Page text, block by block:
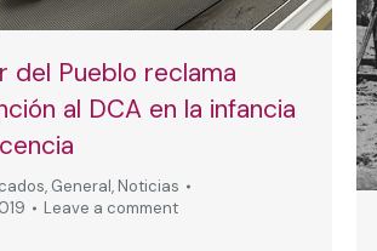
del Pueblo reclama
al DCA en la infancia
, General, Noticias
Leave a comment